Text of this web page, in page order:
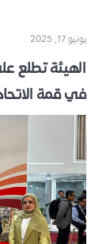
يونيو 17, 2025
الهيئة تطلع
في قمة